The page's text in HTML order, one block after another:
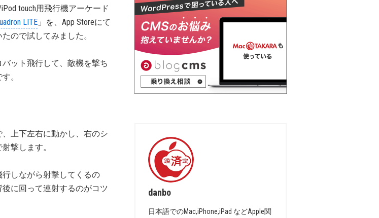
touch用飛行機アーケード
LITE 」を、App Storeにて
ので試してみました。
ット飛行して、敵機を撃ち
。
上下左右に動かし、右のシ
撃します。
しながら射撃してくるの
に回って連射するのがコツ
danbo
日本語でのMac,iPhone,iPad などApple関